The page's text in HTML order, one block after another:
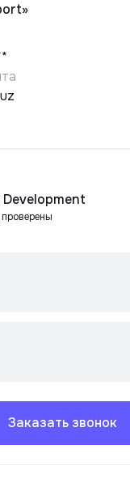
Development
Заказать звонок